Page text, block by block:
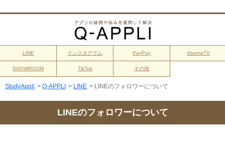
LINE インスタグラム PayPay AbemaTV
SHOWROOM TikTok その他
StudyAppli > Q-APPLI > LINE > LINEのフォロワーについて
LINEのフォロワーについて